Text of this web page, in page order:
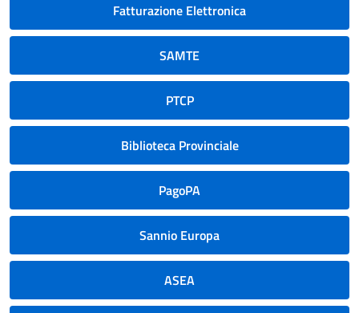
Fatturazione Elettronica
SAMTE
PTCP
Biblioteca Provinciale
PagoPA
Sannio Europa
ASEA